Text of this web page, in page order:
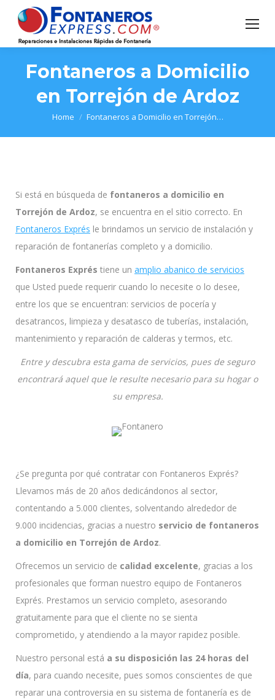
Fontaneros a Domicilio
en Torrejón de Ardoz
You are here:
Home Fontaneros a Domicilio en Torrejón…
Si está en búsqueda de fontaneros a domicilio en
Torrejón de Ardoz, se encuentra en el sitio correcto. En
Fontaneros Exprés le brindamos un servicio de instalación y
reparación de fontanerías completo y a domicilio.
Fontaneros Exprés tiene un amplio abanico de servicios
que Usted puede requerir cuando lo necesite o lo desee,
entre los que se encuentran: servicios de pocería y
desatrancos, limpieza y desatasco de tuberías, instalación,
mantenimiento y reparación de calderas y termos, etc.
Entre y descubra esta gama de servicios, pues de seguro
encontrará aquel que le resulte necesario para su hogar o
su empresa.
¿Se pregunta por qué contratar con Fontaneros Exprés?
Llevamos más de 20 años dedicándonos al sector,
contentando a 5.000 clientes, solventando alrededor de
9.000 incidencias, gracias a nuestro servicio de fontaneros
a domicilio en Torrejón de Ardoz.
Ofrecemos un servicio de calidad excelente, gracias a los
profesionales que forman nuestro equipo de Fontaneros
Exprés. Prestamos un servicio completo, asesorando
gratuitamente para que el cliente no se sienta
comprometido, y atendiendo a la mayor rapidez posible.
Nuestro personal está a su disposición las 24 horas del
día, para cuando necesite, pues somos conscientes de que
reparar una controversia en su sistema de fontanería es de